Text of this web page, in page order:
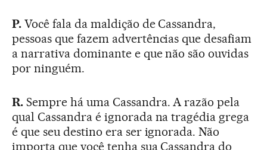
P. Você fala da maldição de Cassandra,
pessoas que fazem advertências que desafiam
a narrativa dominante e que não são ouvidas
por ninguém.
R. Sempre há uma Cassandra. A razão pela
qual Cassandra é ignorada na tragédia grega
é que seu destino era ser ignorada. Não
importa que você tenha sua Cassandra do